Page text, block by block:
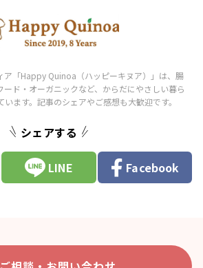
シェアする
LINE Facebook